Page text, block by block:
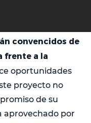
convencidos de
frente a la
oportunidades
proyecto no
de su
aprovechado por